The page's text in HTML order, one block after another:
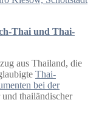
Thai und Thai-
aus Thailand, die
Thai-
bei der
thailändischer